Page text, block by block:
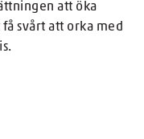
att öka
svårt att orka med